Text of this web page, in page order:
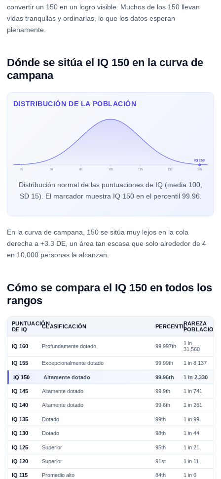
convertir un 150 en un logro visible. Muchos de los 150 llevan
vidas tranquilas y ordinarias, lo que los datos esperan
plenamente.
Dónde se sitúa el IQ 150 en la curva de
campana
DISTRIBUCIÓN DE LA POBLACIÓN
55 70 85 100 115 130 145
IQ 150
Distribución normal de las puntuaciones de IQ (media 100,
SD 15). El marcador muestra IQ 150 en el percentil 99.96.
En la curva de campana, 150 se sitúa muy lejos en la cola
derecha a +3.3 DE, un área tan escasa que solo alrededor de 4
en 10,000 personas la alcanzan.
Cómo se compara el IQ 150 en todos los
rangos
PUNTUACIÓN
DE IQ
CLASIFICACIÓN PERCENTILRAREZA
IQ 160 Profundamente dotado 99.997th
1 in
31,560
IQ 155 Excepcionalmente dotado 99.99th 1 in 8,137
IQ 150 Altamente dotado 99.96th 1 in 2,330
IQ 145 Altamente dotado 99.9th 1 in 741
IQ 140 Altamente dotado 99.6th 1 in 261
IQ 135 Dotado 99th 1 in 99
IQ 130 Dotado 98th 1 in 44
IQ 125 Superior 95th 1 in 21
IQ 120 Superior 91st 1 in 11
IQ 115 Promedio alto 84th 1 in 6